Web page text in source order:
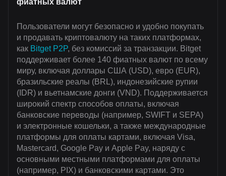
фиатных валют
Пользователи могут безопасно и удобно покупать
и продавать криптовалюту на таких платформах,
как Bitget P2P, без комиссий за транзакции. Bitget
поддерживает более 140 фиатных валют по всему
миру, включая доллары США (USD), евро (EUR),
бразильские реалы (BRL), индонезийские рупии
(IDR) и вьетнамские донги (VND). Поддерживается
широкий спектр способов оплаты, включая
банковские переводы (например, SWIFT и SEPA)
и электронные кошельки, а также международные
платформы для оплаты картами, включая Visa,
Mastercard, Google Pay и Apple Pay, наряду с
основными местными платформами для оплаты
(например, PIX) и банковскими картами. Это